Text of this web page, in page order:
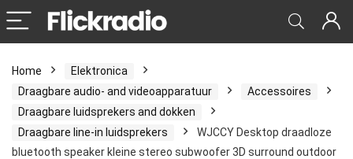
Home
Elektronica
Draagbare audio- and videoapparatuur
Accessoires
Draagbare luidsprekers and dokken
Draagbare line-in luidsprekers
WJCCY Desktop draadloze
bluetooth speaker kleine stereo subwoofer 3D surround outdoor